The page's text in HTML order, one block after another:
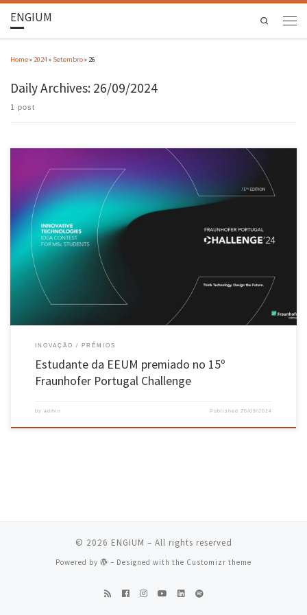
ENGIUM Search
Home» 2024» Setembro» 26
Daily Archives: 26/09/2024
1 post
Dois alunos da Universidade do Minho foram distinguidos na 15ª edição do concurso de
ideias Fraunhofer Portugal Challenge, cuja final cuja decorreu a 25 setembro, na Faculdade
de Engenharia da Universidade do Porto. Diogo Martins, do laboratório BiRDLab do
Departamento de Eletrónica Industrial da Escola de Engenharia da UMinho, ficou […]
INOVAÇÃO PRÉMIOS
Estudante da EEUM premiado no 15º
Fraunhofer Portugal Challenge
by admin Published 26/09/2024
© 2026 ENGIUM – All rights reserved
Powered by – Designed with the Customizr theme